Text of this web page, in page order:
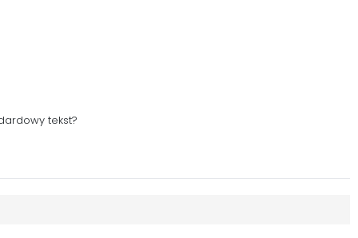
tekst?